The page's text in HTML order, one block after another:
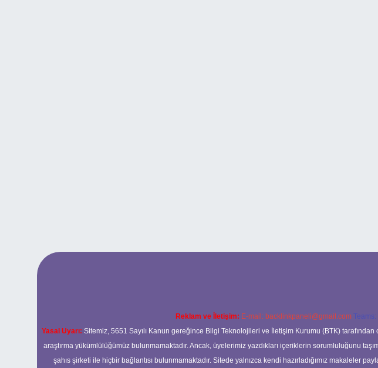
Reklam ve İletişim: E-mail: backlinkpaneli@gmail.com Teams:
Yasal Uyarı: Sitemiz, 5651 Sayılı Kanun gereğince Bilgi Teknolojileri ve İletişim Kurumu (BTK)
araştırma yükümlülüğümüz bulunmamaktadır. Ancak, üyelerimiz yazdıkları içeriklerin sorumluluğunu
şahıs şirketi ile hiçbir bağlantısı bulunmamaktadır. Sitede yalnızca kendi hazırladığımız makaleler